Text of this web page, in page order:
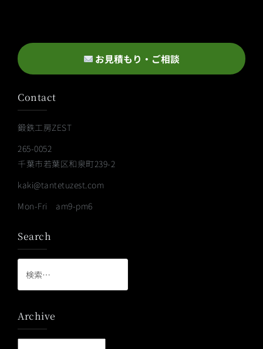
お見積もり・ご相談
Contact
鍛鉄工房ZEST
265-0052
千葉市若葉区和泉町239-2
kaki@tantetuzest.com
Mon-Fri am9-pm6
Search
索:
Archive